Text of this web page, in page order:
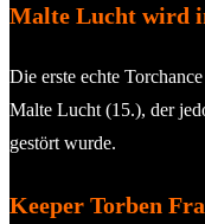
Malte Lucht wird
Die erste echte
Malte Lucht (15.), der
gestört wurde.
Keeper Torben